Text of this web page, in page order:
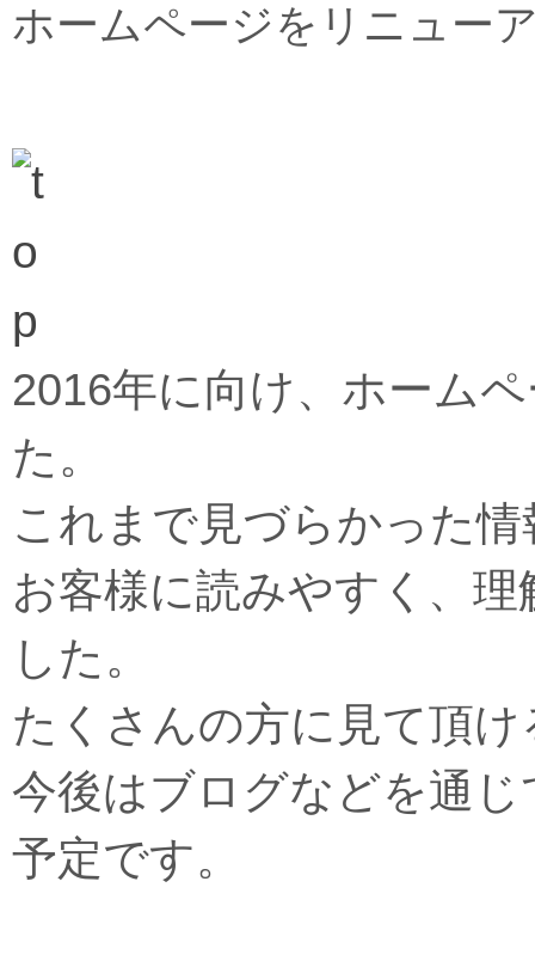
ホームページをリニュー
2016年に向け、ホーム
た。
これまで見づらかった
お客様に読みやすく、
した。
たくさんの方に見て頂け
今後はブログなどを通
予定です。